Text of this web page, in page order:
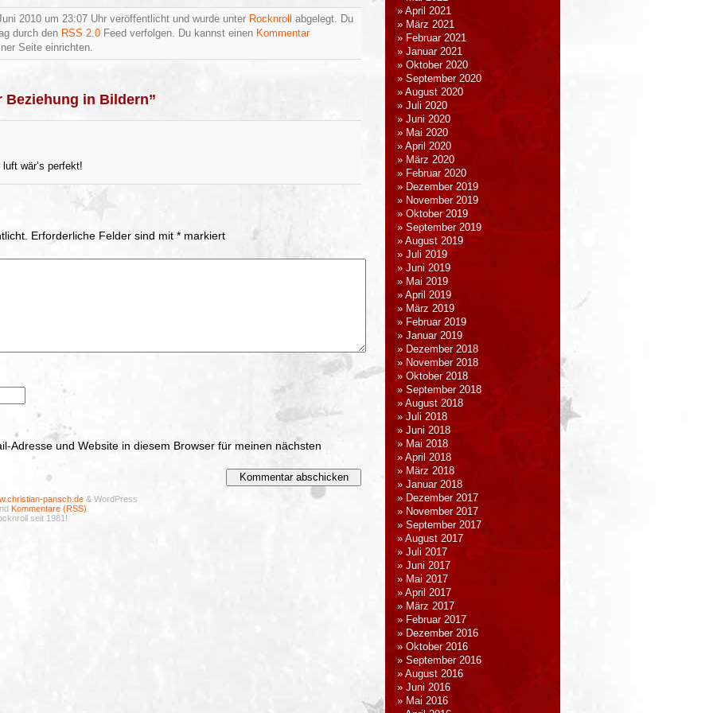
2010 um 23:07 Uhr veröffentlicht und wurde unter Rocknroll
abgelegt. Du
durch den RSS 2.0 Feed verfolgen. Du kannst einen Kommentar
Seite einrichten.
Beziehung in Bildern”
wär’s perfekt!
Erforderliche Felder sind mit * markiert
Adresse und Website in diesem Browser für meinen nächsten
April 2021
März 2021
Februar 2021
Januar 2021
Oktober 2020
September 2020
August 2020
Juli 2020
Juni 2020
Mai 2020
April 2020
März 2020
Februar 2020
Dezember 2019
November 2019
Oktober 2019
September 2019
August 2019
Juli 2019
Juni 2019
Mai 2019
April 2019
März 2019
Februar 2019
Januar 2019
Dezember 2018
November 2018
Oktober 2018
September 2018
August 2018
Juli 2018
Juni 2018
Mai 2018
April 2018
März 2018
Januar 2018
Dezember 2017
November 2017
September 2017
August 2017
Juli 2017
Juni 2017
Mai 2017
April 2017
März 2017
Februar 2017
Dezember 2016
Oktober 2016
September 2016
August 2016
Juni 2016
Mai 2016
pansch.de& WordPress
Kommentare (RSS)
seit 1981!